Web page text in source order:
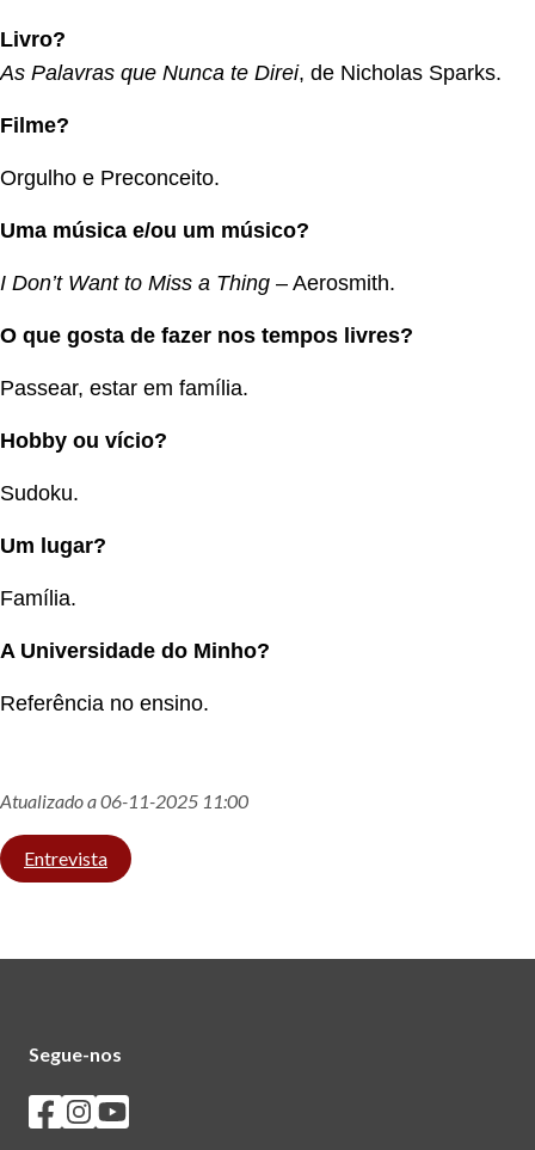
Livro?
As Palavras que Nunca te Direi, de Nicholas Sparks.
Filme?
Orgulho e Preconceito.
Uma música e/ou um músico?
I Don’t Want to Miss a Thing – Aerosmith.
O que gosta de fazer nos tempos livres?
Passear, estar em família.
Hobby ou vício?
Sudoku.
Um lugar?
Família.
A Universidade do Minho?
Referência no ensino.
Atualizado a 06-11-2025 11:00
Entrevista
Segue-nos
Seguir os SASUM no Facebook
Seguir os SASUM no Instagram
Seguir os SASUM no Youtube